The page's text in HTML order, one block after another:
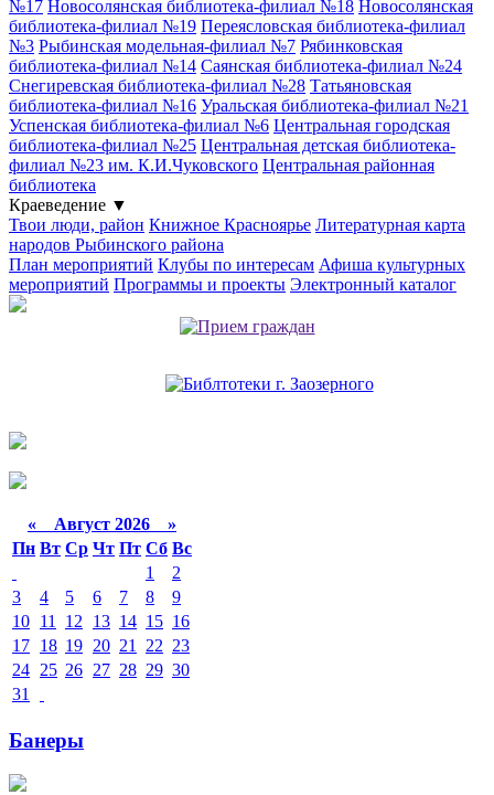
№17 Новосолянская библиотека-филиал №18 Новосолянская
библиотека-филиал №19 Переясловская библиотека-филиал
№3 Рыбинская модельная-филиал №7 Рябинковская
библиотека-филиал №14 Саянская библиотека-филиал №24
Снегиревская библиотека-филиал №28 Татьяновская
библиотека-филиал №16 Уральская библиотека-филиал №21
Успенская библиотека-филиал №6 Центральная городская
библиотека-филиал №25 Центральная детская библиотека-
филиал №23 им. К.И.Чуковского Центральная районная
библиотека
Краеведение ▼
Твои люди, район Книжное Красноярье Литературная карта
народов Рыбинского района
План мероприятий Клубы по интересам Афиша культурных
мероприятий Программы и проекты Электронный каталог
« Август 2026 »
Пн Вт Ср Чт Пт Сб Вс
1
2
3
4 5 6 7 8
9
10 11 12 13 14 15 16
17 18 19 20 21 22 23
24 25 26 27 28 29 30
31
Банеры